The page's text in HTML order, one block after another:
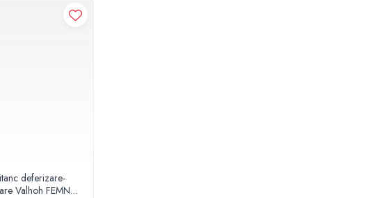
deferizare-
Valhoh FEMN